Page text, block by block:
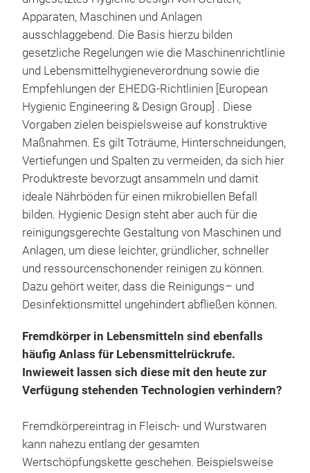
Apparaten, Maschinen und Anlagen
ausschlaggebend. Die Basis hierzu bilden
gesetzliche Regelungen wie die Maschinenrichtlinie
und Lebensmittelhygieneverordnung sowie die
Empfehlungen der EHEDG-Richtlinien [European
Hygienic Engineering & Design Group] . Diese
Vorgaben zielen beispielsweise auf konstruktive
Maßnahmen. Es gilt Toträume, Hinterschneidungen,
Vertiefungen und Spalten zu vermeiden, da sich hier
Produktreste bevorzugt ansammeln und damit
ideale Nährböden für einen mikrobiellen Befall
bilden. Hygienic Design steht aber auch für die
reinigungsgerechte Gestaltung von Maschinen und
Anlagen, um diese leichter, gründlicher, schneller
und ressourcenschonender reinigen zu können.
Dazu gehört weiter, dass die Reinigungs– und
Desinfektionsmittel ungehindert abfließen können.
Fremdkörper in Lebensmitteln sind ebenfalls
häufig Anlass für Lebensmittelrückrufe.
Inwieweit lassen sich diese mit den heute zur
Verfügung stehenden Technologien verhindern?
Fremdkörpereintrag in Fleisch- und Wurstwaren
kann nahezu entlang der gesamten
Wertschöpfungskette geschehen. Beispielsweise